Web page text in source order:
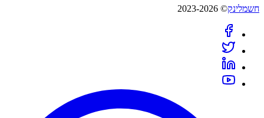
חשמלינק© 2023-2026